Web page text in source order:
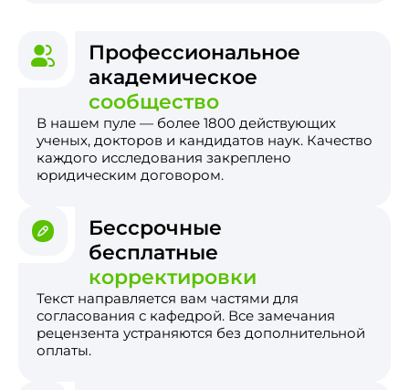
Профессиональное
академическое
сообщество
В нашем пуле — более 1800 действующих
ученых, докторов и кандидатов наук. Качество
каждого исследования закреплено
юридическим договором.
Бессрочные
бесплатные
корректировки
Текст направляется вам частями для
согласования с кафедрой. Все замечания
рецензента устраняются без дополнительной
оплаты.